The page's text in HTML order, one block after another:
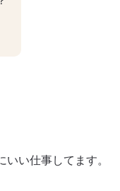
い仕事してます。